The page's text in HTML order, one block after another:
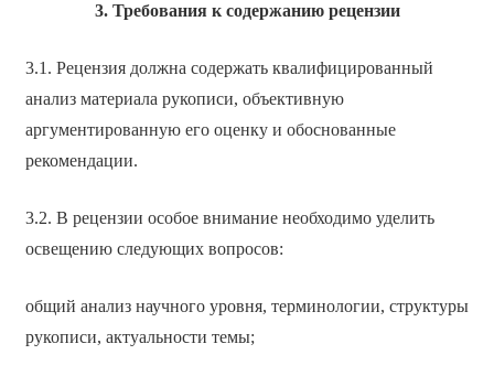
3. Требования к содержанию рецензии
3.1. Рецензия должна содержать квалифицированный
анализ материала рукописи, объективную
аргументированную его оценку и обоснованные
рекомендации.
3.2. В рецензии особое внимание необходимо уделить
освещению следующих вопросов:
общий анализ научного уровня, терминологии, структуры
рукописи, актуальности темы;